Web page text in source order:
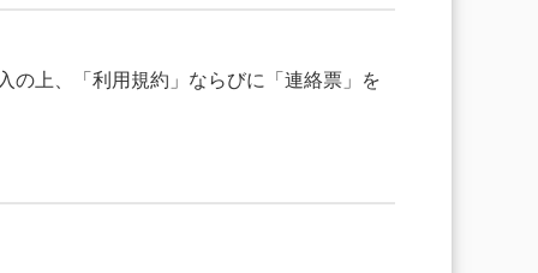
の上、「利用規約」ならびに「連絡票」を